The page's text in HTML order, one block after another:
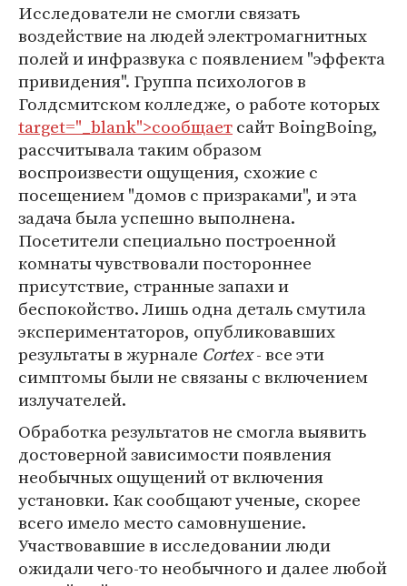
Исследователи не смогли связать
воздействие на людей электромагнитных
полей и инфразвука с появлением "эффекта
привидения". Группа психологов в
Голдсмитском колледже, о работе которых
target="_blank">сообщаетсайт BoingBoing,
рассчитывала таким образом
воспроизвести ощущения, схожие с
посещением "домов с призраками", и эта
задача была успешно выполнена.
Посетители специально построенной
комнаты чувствовали постороннее
присутствие, странные запахи и
беспокойство. Лишь одна деталь смутила
экспериментаторов, опубликовавших
результаты в журнале Cortex- все эти
симптомы были не связаны с включением
излучателей.
Обработка результатов не смогла выявить
достоверной зависимости появления
необычных ощущений от включения
установки. Как сообщают ученые, скорее
всего имело место самовнушение.
Участвовавшие в исследовании люди
ожидали чего-то необычного и далее любой